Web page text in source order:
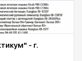
- г.